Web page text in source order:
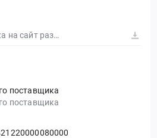
223-ФЗ ЕИС. Ссылка на сайт размещения тендера #30573743545.doc
поставщика
поставщика